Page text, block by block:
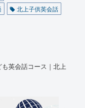
北上子供英会話
英会話コース｜北上